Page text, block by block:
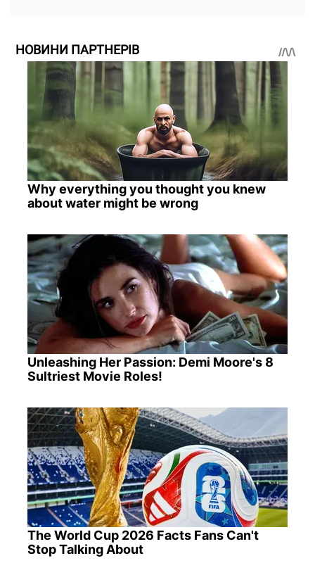
НОВИНИ ПАРТНЕРІВ
Why everything you thought you knew
about water might be wrong
Unleashing Her Passion: Demi Moore's 8
Sultriest Movie Roles!
The World Cup 2026 Facts Fans Can't
Stop Talking About